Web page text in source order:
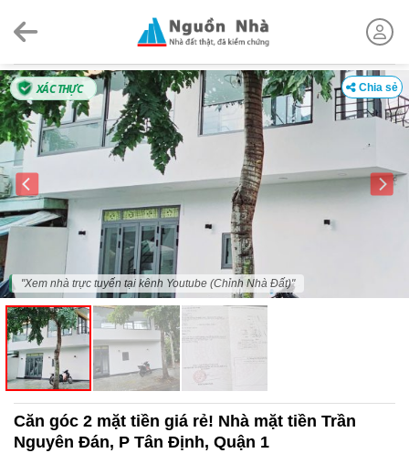
XÁC THỰC
"Xem nhà trực tuyến tại kênh Youtube (Chỉnh Nhà Đất)"
Căn góc 2 mặt tiền giá rẻ! Nhà mặt tiền Trần
Nguyên Đán, P Tân Định, Quận 1
Chia sẻ